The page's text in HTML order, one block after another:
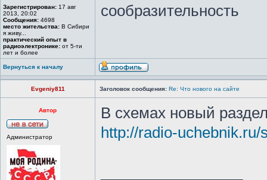
Зарегистрирован: 17 авг
2013, 20:02
Сообщения: 4698
место жительства: В Сибири
я живу...
практический опыт в
радиоэлектронике: от 5-ти
лет и более
сообразительность
Вернуться к началу
Evgeniy811 Заголовок сообщения: Re: Что нового на сайте
Автор
Администратор
В схемах новый
http://radio-